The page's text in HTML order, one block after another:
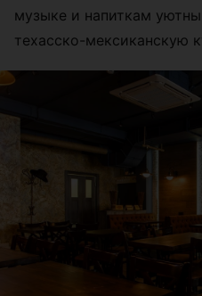
музыке и напиткам
техасско-мексиканскую